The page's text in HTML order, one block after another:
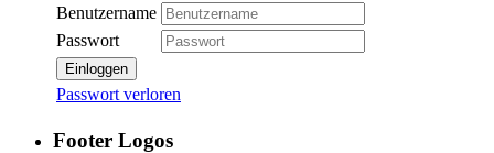
Benutzername
Passwort
Einloggen
Passwort verloren
Footer Logos